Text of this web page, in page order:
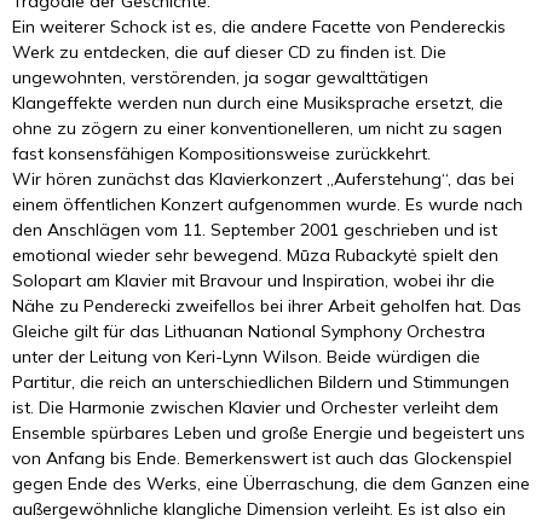
Ein weiterer Schock ist es, die andere Facette von Pendereckis
Werk zu entdecken, die auf dieser CD zu finden ist. Die
ungewohnten, verstörenden, ja sogar gewalttätigen
Klangeffekte werden nun durch eine Musiksprache ersetzt, die
ohne zu zögern zu einer konventionelleren, um nicht zu sagen
fast konsensfähigen Kompositionsweise zurückkehrt.
Wir hören zunächst das Klavierkonzert „Auferstehung“, das bei
einem öffentlichen Konzert aufgenommen wurde. Es wurde nach
den Anschlägen vom 11. September 2001 geschrieben und ist
emotional wieder sehr bewegend. Mūza Rubackytė spielt den
Solopart am Klavier mit Bravour und Inspiration, wobei ihr die
Nähe zu Penderecki zweifellos bei ihrer Arbeit geholfen hat. Das
Gleiche gilt für das Lithuanan National Symphony Orchestra
unter der Leitung von Keri-Lynn Wilson. Beide würdigen die
Partitur, die reich an unterschiedlichen Bildern und Stimmungen
ist. Die Harmonie zwischen Klavier und Orchester verleiht dem
Ensemble spürbares Leben und große Energie und begeistert uns
von Anfang bis Ende. Bemerkenswert ist auch das Glockenspiel
gegen Ende des Werks, eine Überraschung, die dem Ganzen eine
außergewöhnliche klangliche Dimension verleiht. Es ist also ein